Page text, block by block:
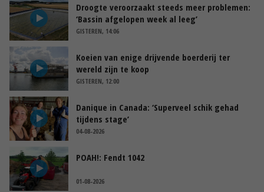
Droogte veroorzaakt steeds meer problemen:
‘Bassin afgelopen week al leeg’
GISTEREN, 14:06
Koeien van enige drijvende boerderij ter
wereld zijn te koop
GISTEREN, 12:00
Danique in Canada: ‘Superveel schik gehad
tijdens stage’
04-08-2026
POAH!: Fendt 1042
01-08-2026